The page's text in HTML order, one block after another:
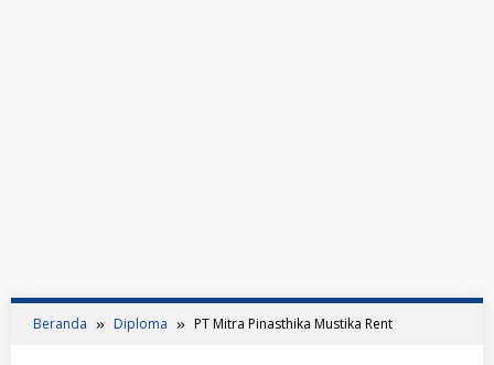
Beranda Diploma PT Mitra Pinasthika Mustika Rent